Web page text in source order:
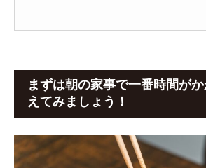
まずは朝の家事で一番時間が
えてみましょう！